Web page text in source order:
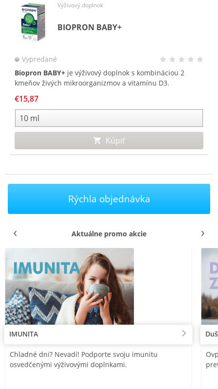
Výživový doplnok
BIOPRON BABY+
Vypredané
Biopron BABY+ je výživový doplnok s kombináciou 2
kmeňov živých mikroorganizmov a vitamínu D3.
na podporu obnovy rovnováhy črevného mikrobiomu.
Narušená rovnováha prirodzeného mikrobiomu môže byť
príčinou hnačky, kŕčov či nadúvania. Navyše je obohatený
o vitamín D3, ktorý prispieva k správnej funkcii
imunitného systému u detí a podporuje normálny rast a
vývoj kostí. Už od narodenia.
€15,87
Kúpiť
Rýchla objednávka
Aktuálne promo akcie
IMUNITA
Chladné dni? Nevadí! Podporte svoju imunitu
osvedčenými výživovými doplnkami.